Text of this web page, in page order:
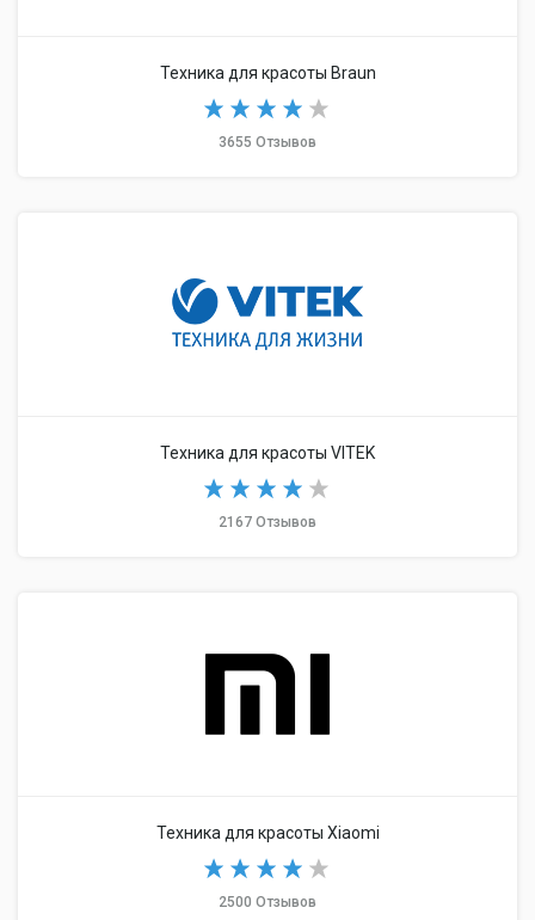
Техника для красоты Braun
3655 Отзывов
Техника для красоты VITEK
2167 Отзывов
Техника для красоты Xiaomi
2500 Отзывов